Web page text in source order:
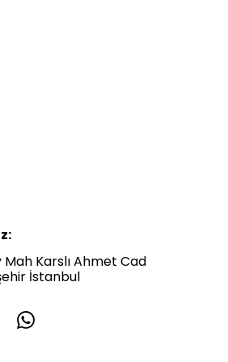
Karslı Ahmet Cad
İstanbul